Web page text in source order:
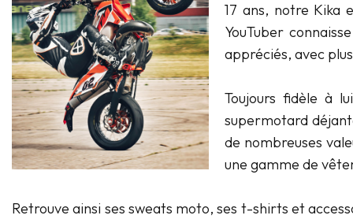
17 ans, notre Kika
YouTuber
appréciés, avec
Toujours fidèle à
supermotard
de nombreuses
une gamme de
Retrouve ainsi ses sweats moto, ses t-shirts et